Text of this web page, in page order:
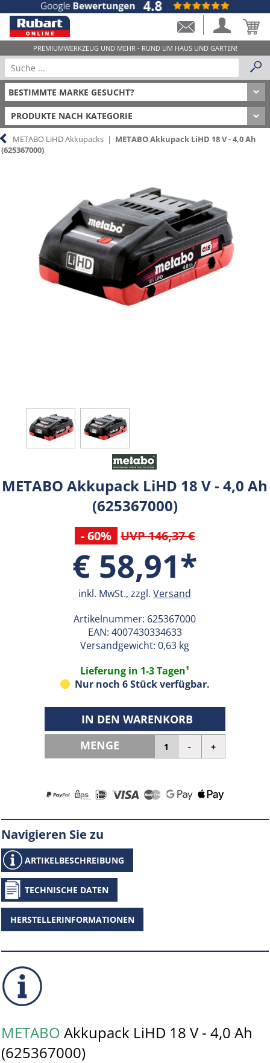
PRODUKTE NACH KATEGORIE
METABO LiHD Akkupacks | METABO Akkupack LiHD 18 V - 4,0 Ah
(625367000)
METABO Akkupack LiHD 18 V - 4,0 Ah
(625367000)
- 60% UVP 146,37 €
€ 58,91*
inkl. MwSt., zzgl.Versand
Artikelnummer: 625367000
EAN: 4007430334633
Versandgewicht: 0,63 kg
Lieferung in 1-3 Tagen¹
Nur noch 6 Stück verfügbar.
IN DEN WARENKORB
MENGE
Navigieren Sie zu
ARTIKELBESCHREIBUNG
TECHNISCHE DATEN
HERSTELLERINFORMATIONEN
METABOAkkupack LiHD 18 V - 4,0 Ah
(625367000)